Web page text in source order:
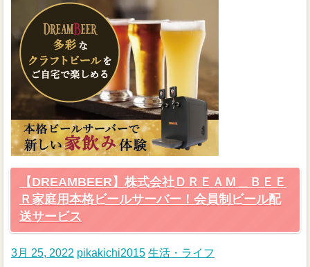
【DREAMBEER】株式会社ＤＲＥＡＭ＿ＢＥＥ
Ｒ家庭用本格ビールサーバー！会員制ビール配
送サービス
3月 25, 2022 pikakichi2015 生活・ライフ